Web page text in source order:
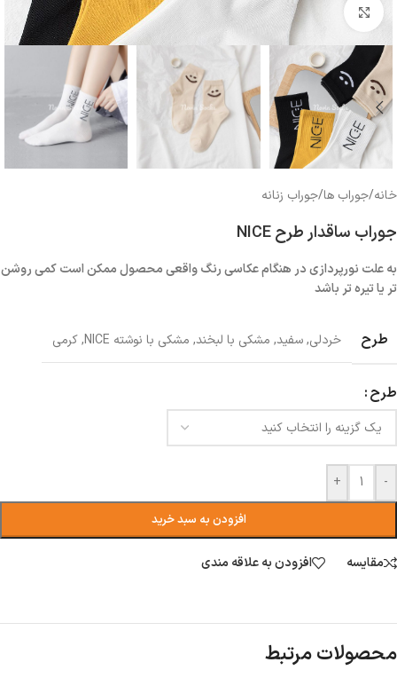
بزرگنمایی تصویر
خانه/جوراب ها/جوراب زنانه
جوراب ساقدار طرح NICE
به علت نورپردازی در هنگام عکاسی رنگ واقعی محصول ممکن است کمی روشن
تر یا تیره تر باشد
طرح خردلی,سفید, مشکی با لبخند, مشکی با نوشته NICE ,کرمی
طرح
-
+
افزودن به سبد خرید
مقایسه افزودن به علاقه مندی
محصولات مرتبط